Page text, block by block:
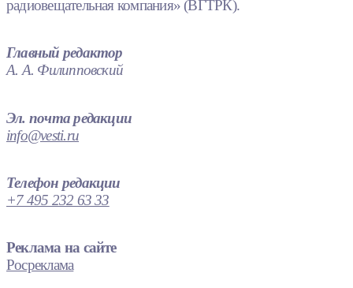
радиовещательная компания» (ВГТРК).
Главный редактор
А. А. Филипповский
Эл. почта редакции
info@vesti.ru
Телефон редакции
+7 495 232 63 33
Реклама на сайте
Росреклама